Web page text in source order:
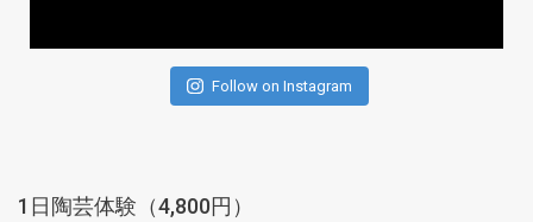
Follow on Instagram
1日陶芸体験（4,800円）